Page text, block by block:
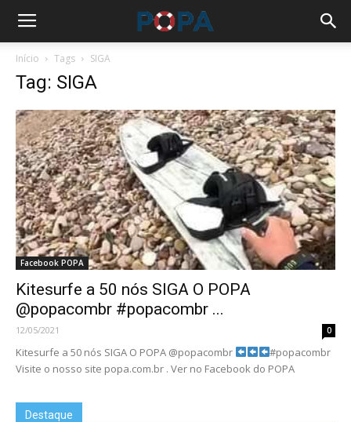
Início Tags SIGA
Tag: SIGA
Facebook POPA
Kitesurfe a 50 nós SIGA O POPA
@popacombr #popacombr ...
12/05/2021 0
Kitesurfe a 50 nós SIGA O POPA @popacombr
#popacombr
Visite o nosso site popa.com.br . Ver no Facebook do POPA
Destaque